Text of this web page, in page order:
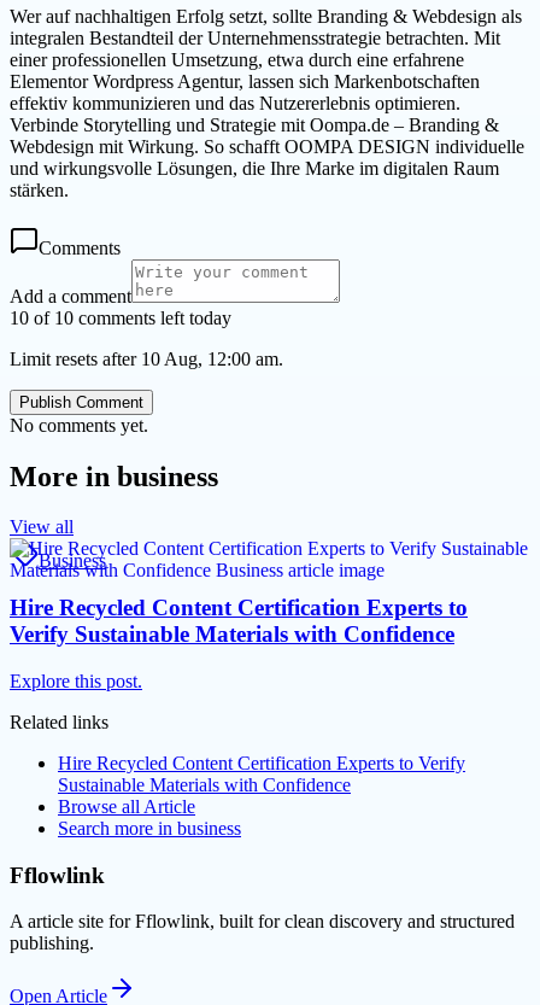
Wer auf nachhaltigen Erfolg setzt, sollte Branding & Webdesign als
integralen Bestandteil der Unternehmensstrategie betrachten. Mit
einer professionellen Umsetzung, etwa durch eine erfahrene
Elementor Wordpress Agentur, lassen sich Markenbotschaften
effektiv kommunizieren und das Nutzererlebnis optimieren.
Verbinde Storytelling und Strategie mit Oompa.de – Branding &
Webdesign mit Wirkung. So schafft OOMPA DESIGN individuelle
und wirkungsvolle Lösungen, die Ihre Marke im digitalen Raum
stärken.
Comments
Add a comment
10 of 10 comments left today
Limit resets after 10 Aug, 12:00 am.
Publish Comment
No comments yet.
More in business
View all
Business
Hire Recycled Content Certification Experts to
Verify Sustainable Materials with Confidence
Explore this post.
Related links
Hire Recycled Content Certification Experts to Verify
Sustainable Materials with Confidence
Browse all Article
Search more in business
Fflowlink
A article site for Fflowlink, built for clean discovery and structured
publishing.
Open Article